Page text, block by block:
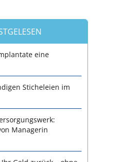
eine
Sticheleien im
Managerin